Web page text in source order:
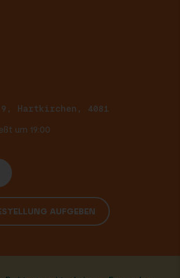
Hartkirchen, 4081
um 19:00
AUFGEBEN